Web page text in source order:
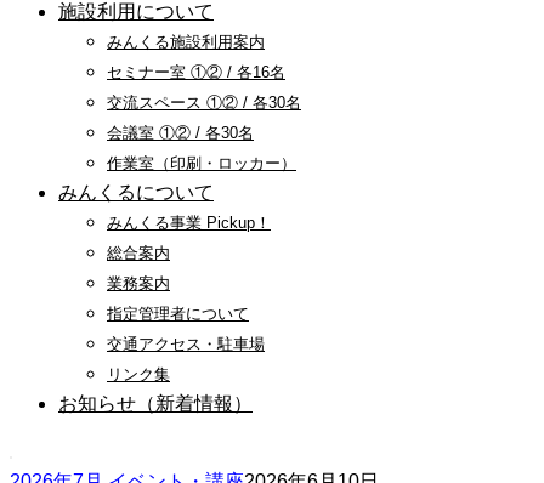
施設利用について
みんくる施設利用案内
セミナー室 ①② / 各16名
交流スペース ①② / 各30名
会議室 ①② / 各30名
作業室（印刷・ロッカー）
みんくるについて
みんくる事業 Pickup！
総合案内
業務案内
指定管理者について
交通アクセス・駐車場
リンク集
お知らせ（新着情報）